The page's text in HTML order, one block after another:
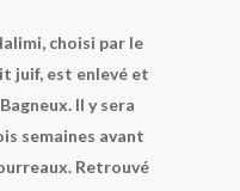
choisi par le
juif, est enlevé et
Il y sera
semaines avant
Retrouvé